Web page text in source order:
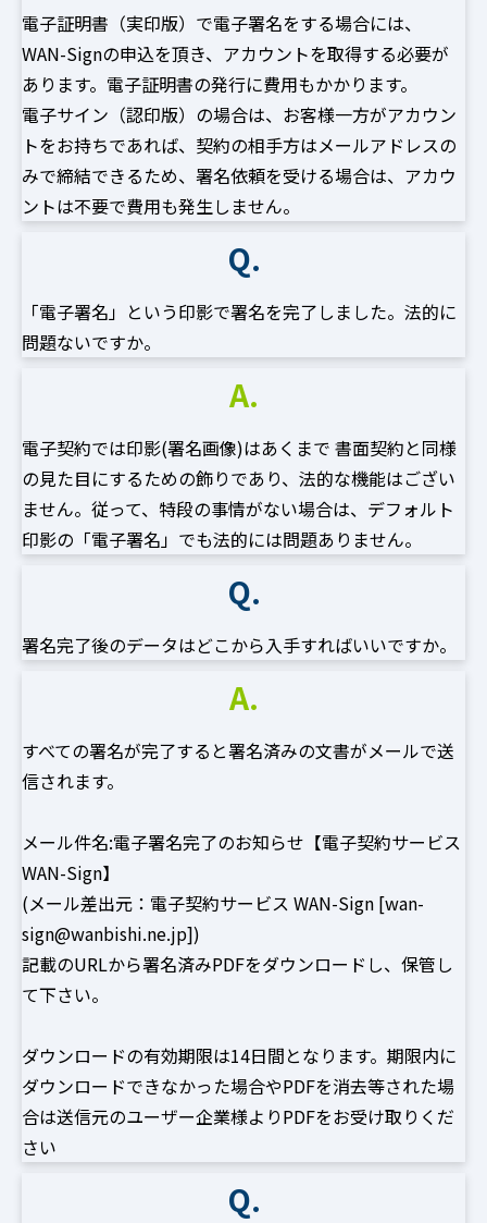
電子証明書（実印版）で電子署名をする場合には、
WAN-Signの申込を頂き、アカウントを取得する必要が
あります。電子証明書の発行に費用もかかります。
電子サイン（認印版）の場合は、お客様一方がアカウン
トをお持ちであれば、契約の相手方はメールアドレスの
みで締結できるため、署名依頼を受ける場合は、アカウ
ントは不要で費用も発生しません。
Q.
「電子署名」という印影で署名を完了しました。法的に
問題ないですか。
A.
電子契約では印影(署名画像)はあくまで 書面契約と同様
の見た目にするための飾りであり、法的な機能はござい
ません。従って、特段の事情がない場合は、デフォルト
印影の「電子署名」でも法的には問題ありません。
Q.
署名完了後のデータはどこから入手すればいいですか。
A.
すべての署名が完了すると署名済みの文書がメールで送
信されます。
メール件名:電子署名完了のお知らせ【電子契約サービス
WAN-Sign】
(メール差出元：電子契約サービス WAN-Sign [wan-
sign@wanbishi.ne.jp])
記載のURLから署名済みPDFをダウンロードし、保管し
て下さい。
ダウンロードの有効期限は14日間となります。期限内に
ダウンロードできなかった場合やPDFを消去等された場
合は送信元のユーザー企業様よりPDFをお受け取りくだ
さい
Q.